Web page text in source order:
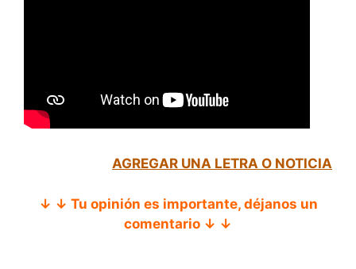
AGREGAR UNA LETRA O NOTICIA
↓ ↓ Tu opinión es importante, déjanos un
comentario ↓ ↓